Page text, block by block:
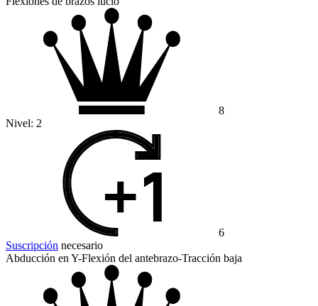
8
Nivel: 2
6
Suscripción necesario
Abducción en Y-Flexión del antebrazo-Tracción baja